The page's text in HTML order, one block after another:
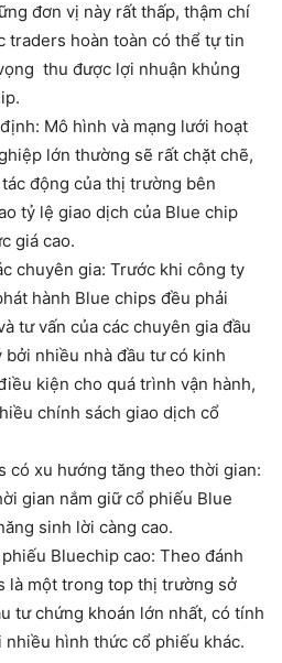
đơn vị này rất thấp, thậm chí
traders hoàn toàn có thể tự tin
thu được lợi nhuận khủng
Mô hình và mạng lưới hoạt
lớn thường sẽ rất chặt chẽ,
động của thị trường bên
tỷ lệ giao dịch của Blue chip
giá cao.
chuyên gia: Trước khi công ty
hành Blue chips đều phải
tư vấn của các chuyên gia đầu
bởi nhiều nhà đầu tư có kinh
kiện cho quá trình vận hành,
chính sách giao dịch cổ
có xu hướng tăng theo thời gian:
gian nắm giữ cổ phiếu Blue
sinh lời càng cao.
Bluechip cao: Theo đánh
là một trong top thị trường sở
tư chứng khoán lớn nhất, có tính
nhiều hình thức cổ phiếu khác.